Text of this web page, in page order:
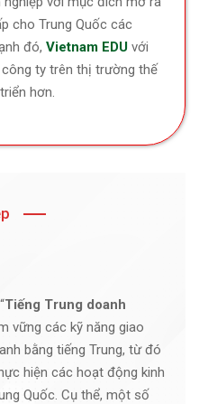
cho Trung Quốc các
đó, Vietnam EDU với
ty trên thị trường thế
hơn.
Tiếng Trung doanh
vững các kỹ năng giao
bằng tiếng Trung, từ đó
hiện các hoạt động kinh
Quốc. Cụ thể, một số